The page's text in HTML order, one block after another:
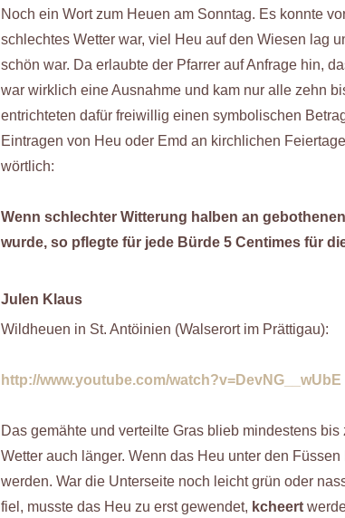
Noch ein Wort zum Heuen am Sonntag. Es konnte
schlechtes Wetter war, viel Heu auf den Wiesen lag
schön war. Da erlaubte der Pfarrer auf Anfrage hin,
war wirklich eine Ausnahme und kam nur alle zehn
entrichteten dafür freiwillig einen symbolischen
Eintragen von Heu oder Emd an kirchlichen
wörtlich:
Wenn schlechter Witterung halben an
wurde, so pflegte für jede Bürde 5 Centimes für
Julen Klaus
Wildheuen in St. Antöinien (Walserort im Prättigau):
http://www.youtube.com/watch?v=DevNG__wUbE
Das gemähte und verteilte Gras blieb mindestens
Wetter auch länger. Wenn das Heu unter den
werden. War die Unterseite noch leicht grün oder
fiel, musste das Heu zu erst gewendet, kcheert